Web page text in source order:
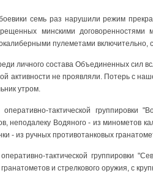
семь раз нарушили режим
минскими
пулеметами
личного состава Объединенных сил
активности не проявляли. Потерь с
утром.
тактической
неподалеку Водяного - из минометов
- из ручных противотанковых
тактической группировки
и стрелкового оружия, с